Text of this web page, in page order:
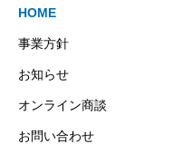
HOME
事業方針
お知らせ
オンライン商談
お問い合わせ